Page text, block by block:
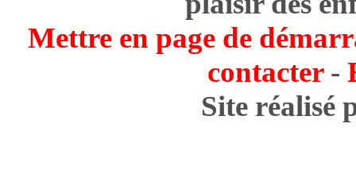
Mettre en page de
contacter-
Site réalisé